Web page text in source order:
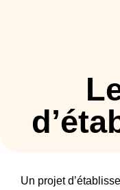
Un projet